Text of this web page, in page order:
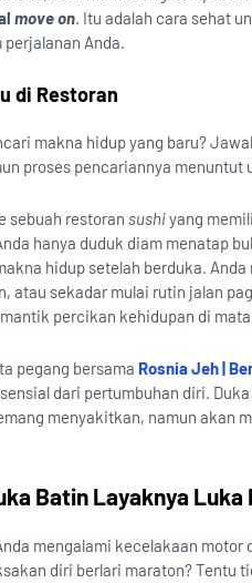
move on. Itu adalah cara sehat
Anda.
di Restoran
makna hidup yang baru?
proses pencariannya menuntut
sebuah restoran sushiyang
hanya duduk diam menatap
hidup setelah berduka.
atau sekadar mulai rutin jalan
percikan kehidupan di mata
pegang bersama Rosnia Jeh |
dari pertumbuhan diri.
menyakitkan, namun akan
Batin Layaknya Luka
mengalami kecelakaan motor
diri berlari maraton? Tentu